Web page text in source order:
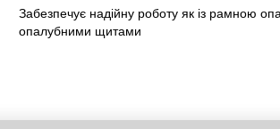
Забезпечує надійну роботу як із рамною
опалубними щитами